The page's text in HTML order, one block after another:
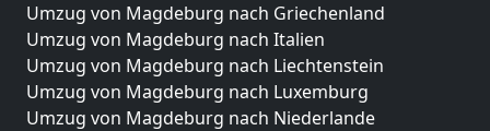
Umzug von Magdeburg nach Griechenland
Umzug von Magdeburg nach Italien
Umzug von Magdeburg nach Liechtenstein
Umzug von Magdeburg nach Luxemburg
Umzug von Magdeburg nach Niederlande